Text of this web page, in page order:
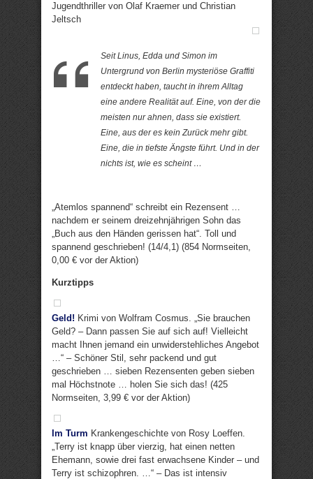
Jugendthriller von Olaf Kraemer und Christian
Jeltsch
Seit Linus, Edda und Simon im
Untergrund von Berlin mysteriöse Graffiti
entdeckt haben, taucht in ihrem Alltag
eine andere Realität auf. Eine, von der die
meisten nur ahnen, dass sie existiert.
Eine, aus der es kein Zurück mehr gibt.
Eine, die in tiefste Ängste führt. Und in der
nichts ist, wie es scheint …
„Atemlos spannend“ schreibt ein Rezensent …
nachdem er seinem dreizehnjährigen Sohn das
„Buch aus den Händen gerissen hat“. Toll und
spannend geschrieben! (14/4,1) (854 Normseiten,
0,00 € vor der Aktion)
Kurztipps
Geld! Krimi von Wolfram Cosmus. „Sie brauchen
Geld? – Dann passen Sie auf sich auf! Vielleicht
macht Ihnen jemand ein unwiderstehliches Angebot
…“ – Schöner Stil, sehr packend und gut
geschrieben … sieben Rezensenten geben sieben
mal Höchstnote … holen Sie sich das! (425
Normseiten, 3,99 € vor der Aktion)
Im Turm Krankengeschichte von Rosy Loeffen.
„Terry ist knapp über vierzig, hat einen netten
Ehemann, sowie drei fast erwachsene Kinder – und
Terry ist schizophren. …“ – Das ist intensiv